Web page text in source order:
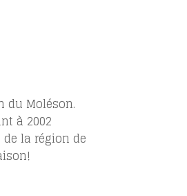
du Moléson.
à 2002
la région de